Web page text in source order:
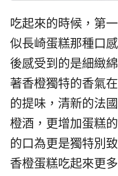
吃起來的時候，第
似長崎蛋糕那種口
後感受到的是細緻
著香橙獨特的香氣
的提味，清新的法
橙酒，更增加蛋糕
的口為更是獨特別
香橙蛋糕吃起來更